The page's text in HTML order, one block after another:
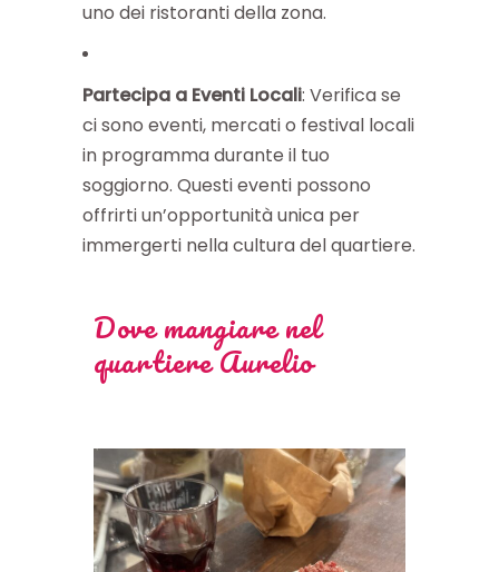
uno dei ristoranti della zona.
Partecipa a Eventi Locali: Verifica se
ci sono eventi, mercati o festival locali
in programma durante il tuo
soggiorno. Questi eventi possono
offrirti un’opportunità unica per
immergerti nella cultura del quartiere.
Dove mangiare nel
quartiere Aurelio